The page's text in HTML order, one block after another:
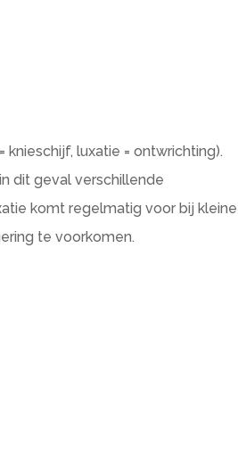
knieschijf, luxatie = ontwrichting).
dit geval verschillende
komt regelmatig voor bij kleine
te voorkomen.